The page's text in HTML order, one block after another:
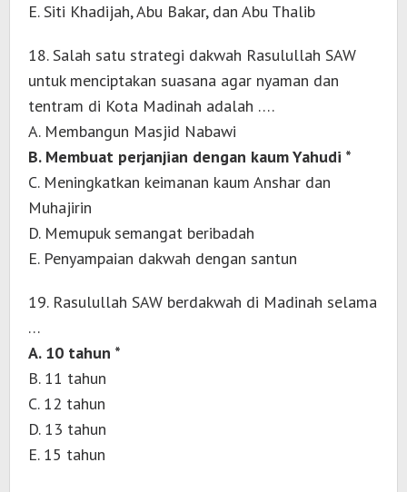
E. Siti Khadijah, Abu Bakar, dan Abu Thalib
18. Salah satu strategi dakwah Rasulullah SAW
untuk menciptakan suasana agar nyaman dan
tentram di Kota Madinah adalah ….
A. Membangun Masjid Nabawi
B. Membuat perjanjian dengan kaum Yahudi *
C. Meningkatkan keimanan kaum Anshar dan
Muhajirin
D. Memupuk semangat beribadah
E. Penyampaian dakwah dengan santun
19. Rasulullah SAW berdakwah di Madinah selama
…
A. 10 tahun *
B. 11 tahun
C. 12 tahun
D. 13 tahun
E. 15 tahun